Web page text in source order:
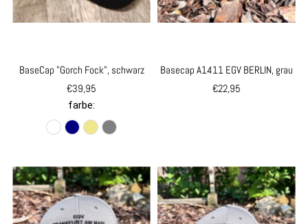
BaseCap "Gorch Fock", schwarz
€39,95
farbe:
Basecap A1411 EGV BERLIN, grau
€22,95